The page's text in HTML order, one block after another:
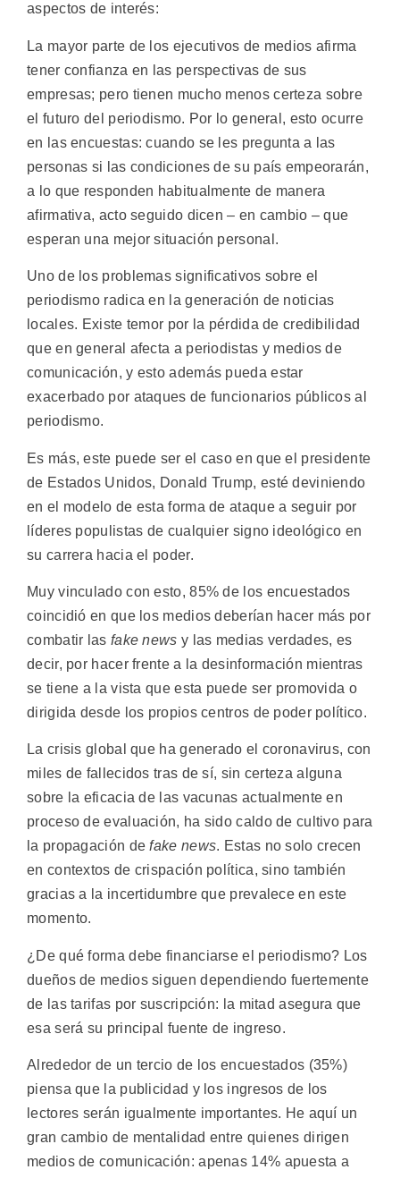
aspectos de interés:
La mayor parte de los ejecutivos de medios afirma
tener confianza en las perspectivas de sus
empresas; pero tienen mucho menos certeza sobre
el futuro del periodismo. Por lo general, esto ocurre
en las encuestas: cuando se les pregunta a las
personas si las condiciones de su país empeorarán,
a lo que responden habitualmente de manera
afirmativa, acto seguido dicen – en cambio – que
esperan una mejor situación personal.
Uno de los problemas significativos sobre el
periodismo radica en la generación de noticias
locales. Existe temor por la pérdida de credibilidad
que en general afecta a periodistas y medios de
comunicación, y esto además pueda estar
exacerbado por ataques de funcionarios públicos al
periodismo.
Es más, este puede ser el caso en que el presidente
de Estados Unidos, Donald Trump, esté deviniendo
en el modelo de esta forma de ataque a seguir por
líderes populistas de cualquier signo ideológico en
su carrera hacia el poder.
Muy vinculado con esto, 85% de los encuestados
coincidió en que los medios deberían hacer más por
combatir las fake news y las medias verdades, es
decir, por hacer frente a la desinformación mientras
se tiene a la vista que esta puede ser promovida o
dirigida desde los propios centros de poder político.
La crisis global que ha generado el coronavirus, con
miles de fallecidos tras de sí, sin certeza alguna
sobre la eficacia de las vacunas actualmente en
proceso de evaluación, ha sido caldo de cultivo para
la propagación defake news. Estas no solo crecen
en contextos de crispación política, sino también
gracias a la incertidumbre que prevalece en este
momento.
¿De qué forma debe financiarse el periodismo? Los
dueños de medios siguen dependiendo fuertemente
de las tarifas por suscripción: la mitad asegura que
esa será su principal fuente de ingreso.
Alrededor de un tercio de los encuestados (35%)
piensa que la publicidad y los ingresos de los
lectores serán igualmente importantes. He aquí un
gran cambio de mentalidad entre quienes dirigen
medios de comunicación: apenas 14% apuesta a